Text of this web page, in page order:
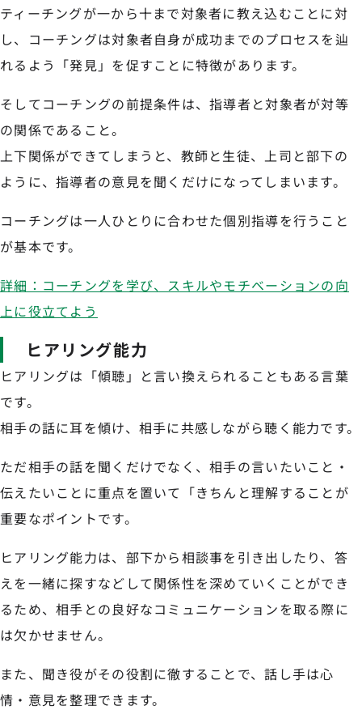
ティーチングが一から十まで対象者に教え込むことに対
し、コーチングは対象者自身が成功までのプロセスを辿
れるよう「発見」を促すことに特徴があります。
そしてコーチングの前提条件は、指導者と対象者が対等
の関係であること。
上下関係ができてしまうと、教師と生徒、上司と部下の
ように、指導者の意見を聞くだけになってしまいます。
コーチングは一人ひとりに合わせた個別指導を行うこと
が基本です。
詳細：コーチングを学び、スキルやモチベーションの向
上に役立てよう
ヒアリング能力
ヒアリングは「傾聴」と言い換えられることもある言葉
です。
相手の話に耳を傾け、相手に共感しながら聴く能力です。
ただ相手の話を聞くだけでなく、相手の言いたいこと・
伝えたいことに重点を置いて「きちんと理解することが
重要なポイントです。
ヒアリング能力は、部下から相談事を引き出したり、答
えを一緒に探すなどして関係性を深めていくことができ
るため、相手との良好なコミュニケーションを取る際に
は欠かせません。
また、聞き役がその役割に徹することで、話し手は心
情・意見を整理できます。